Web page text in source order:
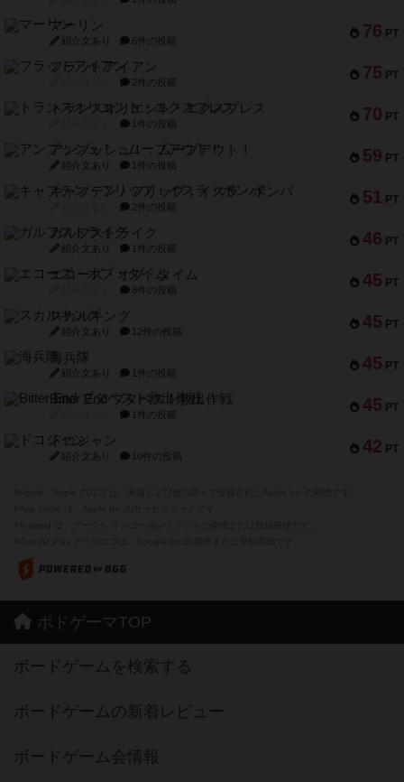
76 PT
マーリン
紹介文あり 6件の投稿
75 PT
フラットアイアン
2件の投稿
70 PT
トランスオリエント・エクスプレス
1件の投稿
59 PT
アンブッシュ！：ムーブアウト！
紹介文あり 1件の投稿
51 PT
キャプテン・フリップ：イスラ・ボンバ
2件の投稿
46 PT
ガルフストライク
紹介文あり 1件の投稿
45 PT
エコーズ・オブ・タイム
8件の投稿
45 PT
スカルキング
紹介文あり 12件の投稿
45 PT
海兵隊
紹介文あり 1件の投稿
45 PT
Bitter End ブタペスト救出作戦
1件の投稿
42 PT
ドコジャン
紹介文あり 10件の投稿
ボドゲーマTOP
ボードゲームを検索する
ボードゲームの新着レビュー
ボードゲーム会情報